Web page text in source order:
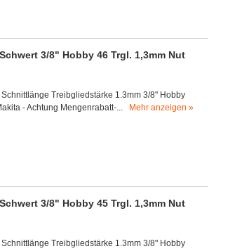
3/8" Hobby 46 Trgl. 1,3mm Nut
Treibgliedstärke 1.3mm 3/8" Hobby
- Achtung Mengenrabatt-...
Mehr anzeigen »
3/8" Hobby 45 Trgl. 1,3mm Nut
Treibgliedstärke 1.3mm 3/8" Hobby